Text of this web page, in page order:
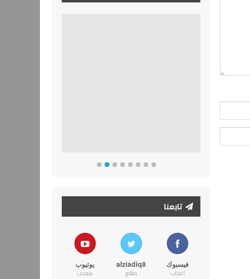
تابعنا
فيسبوك
اعجاب
alziadiq8
متابع
يوتيوب
معجب